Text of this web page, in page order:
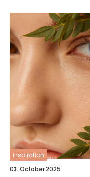
inspiration
03. October 2025